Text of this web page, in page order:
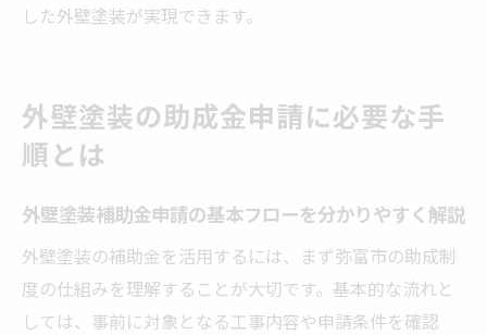
した外壁塗装が実現できます。
外壁塗装の助成金申請に必要な手
順とは
外壁塗装補助金申請の基本フローを分かりやすく解説
外壁塗装の補助金を活用するには、まず弥富市の助成制
度の仕組みを理解することが大切です。基本的な流れと
しては、事前に対象となる工事内容や申請条件を確認